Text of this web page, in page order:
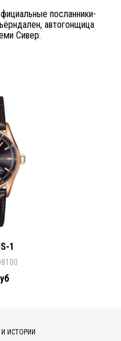
посланники-
автогонщица
Сивер.
1
ИСТОРИИ